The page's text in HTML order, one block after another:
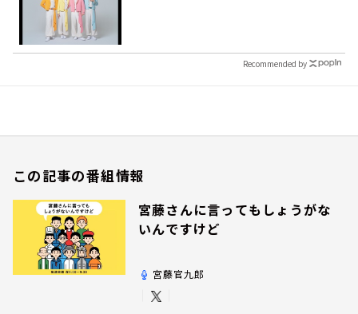
Recommended by
この記事の番組情報
宮藤さんに言ってもしょうがな
いんですけど
宮藤官九郎